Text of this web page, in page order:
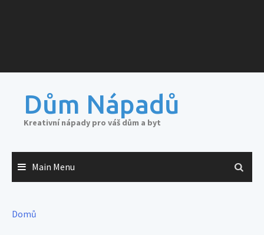
Dům Nápadů
Kreativní nápady pro váš dům a byt
Main Menu
Domů